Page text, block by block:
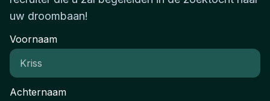
uw droombaan!
Voornaam
Achternaam